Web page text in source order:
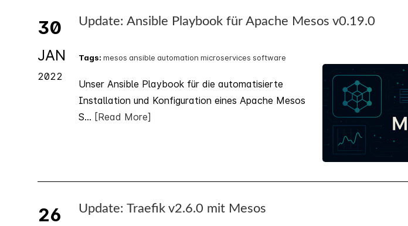
30
JAN
2022
Update: Ansible Playbook für Apache Mesos v0.19.0
Tags: mesos ansible automation microservices software
Unser Ansible Playbook für die automatisierte
Installation und Konfiguration eines Apache Mesos
S... [Read More]
26 Update: Traefik v2.6.0 mit Mesos